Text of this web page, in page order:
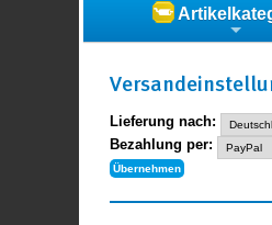
Lieferung nach:
Bezahlung per: